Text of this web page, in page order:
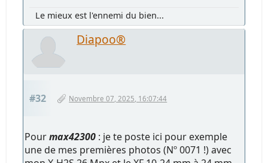
Le mieux est l'ennemi du bien...
Diapoo®
#32 Novembre 07, 2025, 16:07:44
Pourmax42300 : je te poste ici pour exemple
une de mes premières photos (Nº 0071 !) avec